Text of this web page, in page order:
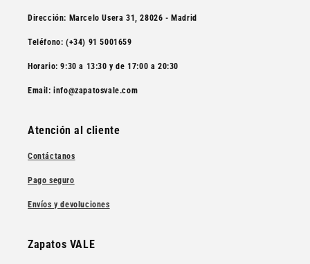
Dirección: Marcelo Usera 31, 28026 - Madrid
Teléfono: (+34) 91 5001659
Horario: 9:30 a 13:30 y de 17:00 a 20:30
Email: info@zapatosvale.com
Atención al cliente
Contáctanos
Pago seguro
Envíos y devoluciones
Zapatos VALE